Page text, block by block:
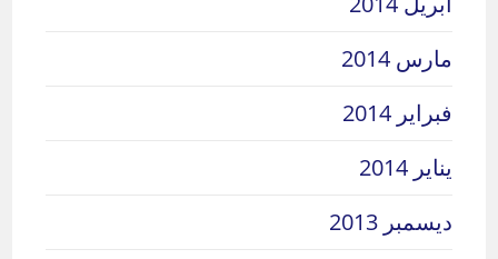
مارس 2014
فبراير 2014
يناير 2014
ديسمبر 2013